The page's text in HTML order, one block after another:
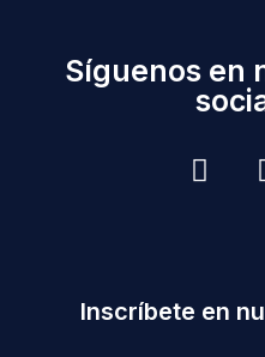
Síguenos en
Inscríbete en